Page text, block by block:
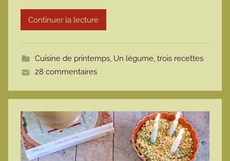
r
m
t
e
Continuer la lecture
Cuisine de printemps, Un légume, trois recettes
28 commentaires